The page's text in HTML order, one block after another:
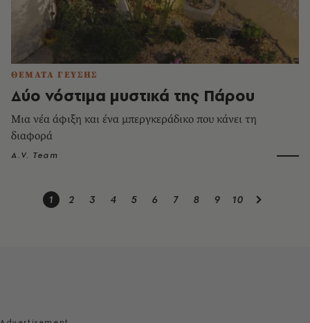
ΘΕΜΑΤΑ ΓΕΥΣΗΣ
Δύο νόστιμα μυστικά της Πάρου
Μια νέα άφιξη και ένα μπεργκεράδικο που κάνει τη
διαφορά
A.V. Team
1 2 3 4 5 6 7 8 9 10